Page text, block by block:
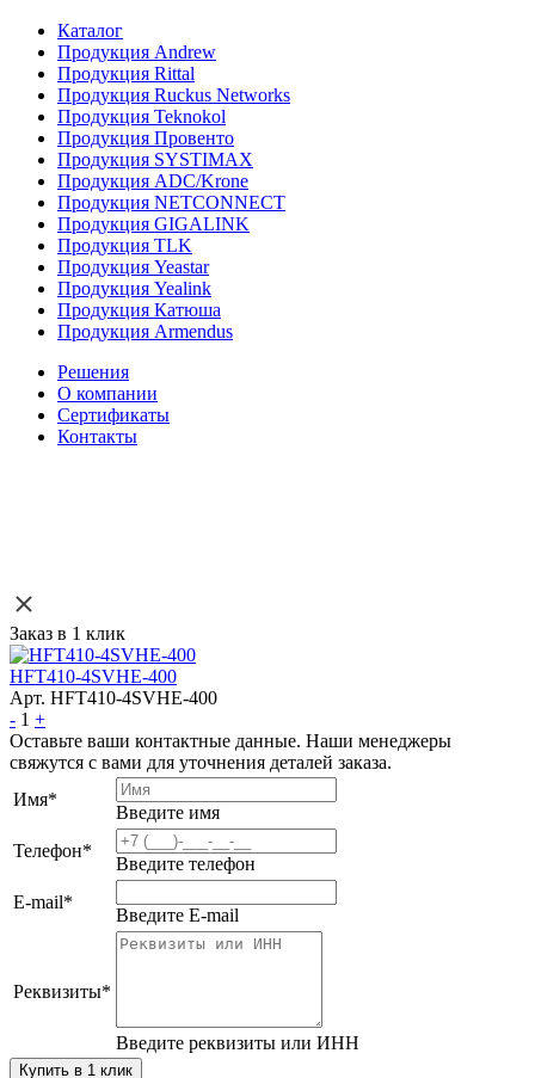
Каталог
Продукция Andrew
Продукция Rittal
Продукция Ruckus Networks
Продукция Teknokol
Продукция Провенто
Продукция SYSTIMAX
Продукция ADC/Krone
Продукция NETCONNECT
Продукция GIGALINK
Продукция TLK
Продукция Yeastar
Продукция Yealink
Продукция Катюша
Продукция Armendus
Решения
О компании
Сертификаты
Контакты
Заказ в 1 клик
HFT410-4SVHE-400
Арт. HFT410-4SVHE-400
- 1 +
Оставьте ваши контактные данные. Наши менеджеры
свяжутся с вами для уточнения деталей заказа.
Имя*
Введите имя
Телефон*
Введите телефон
E-mail*
Введите E-mail
Реквизиты*
Введите реквизиты или ИНН